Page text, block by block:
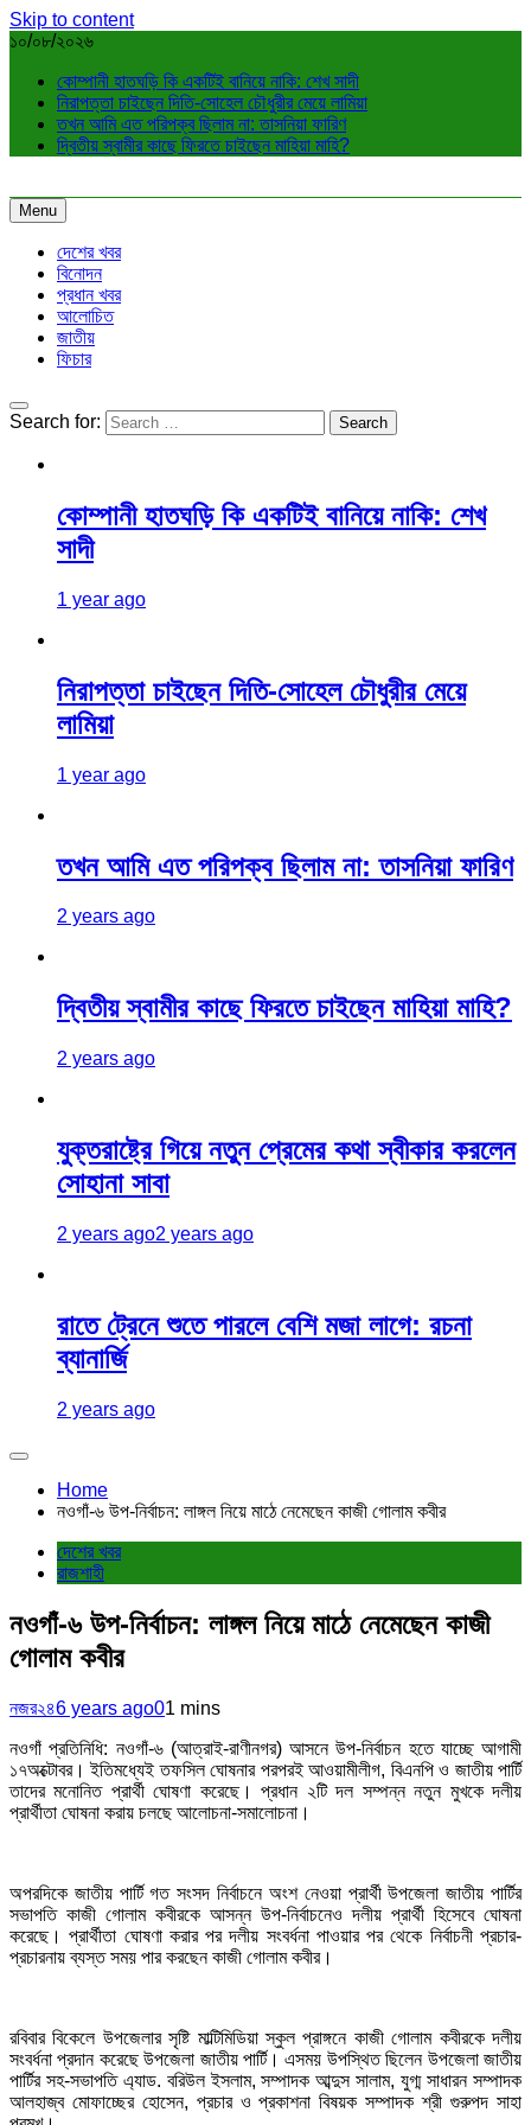
Skip to content
১০/০৮/২০২৬
কোম্পানী হাতঘড়ি কি একটিই বানিয়ে নাকি: শেখ সাদী
নিরাপত্তা চাইছেন দিতি-সোহেল চৌধুরীর মেয়ে লামিয়া
তখন আমি এত পরিপক্ব ছিলাম না: তাসনিয়া ফারিণ
দ্বিতীয় স্বামীর কাছে ফিরতে চাইছেন মাহিয়া মাহি?
Menu
দেশের খবর
বিনোদন
প্রধান খবর
আলোচিত
জাতীয়
ফিচার
Search for:
কোম্পানী হাতঘড়ি কি একটিই বানিয়ে নাকি: শেখ
সাদী
1 year ago
নিরাপত্তা চাইছেন দিতি-সোহেল চৌধুরীর মেয়ে
লামিয়া
1 year ago
তখন আমি এত পরিপক্ব ছিলাম না: তাসনিয়া ফারিণ
2 years ago
দ্বিতীয় স্বামীর কাছে ফিরতে চাইছেন মাহিয়া মাহি?
2 years ago
যুক্তরাষ্ট্রে গিয়ে নতুন প্রেমের কথা স্বীকার করলেন
সোহানা সাবা
2 years ago2 years ago
রাতে ট্রেনে শুতে পারলে বেশি মজা লাগে: রচনা
ব্যানার্জি
2 years ago
Home
নওগাঁ-৬ উপ-নির্বাচন: লাঙ্গল নিয়ে মাঠে নেমেছেন কাজী গোলাম কবীর
দেশের খবর
রাজশাহী
নওগাঁ-৬ উপ-নির্বাচন: লাঙ্গল নিয়ে মাঠে নেমেছেন কাজী
গোলাম কবীর
নজর২৪6 years ago01 mins
নওগাঁ প্রতিনিধি: নওগাঁ-৬ (আত্রাই-রাণীনগর) আসনে উপ-নির্বাচন হতে যাচ্ছে আগামী
১৭অক্টোবর। ইতিমধ্যেই তফসিল ঘোষনার পরপরই আওয়ামীলীগ, বিএনপি ও জাতীয় পার্টি
তাদের মনোনিত প্রার্থী ঘোষণা করেছে। প্রধান ২টি দল সম্পন্ন নতুন মুখকে দলীয়
প্রার্থীতা ঘোষনা করায় চলছে আলোচনা-সমালোচনা।
অপরদিকে জাতীয় পার্টি গত সংসদ নির্বাচনে অংশ নেওয়া প্রার্থী উপজেলা জাতীয় পার্টির
সভাপতি কাজী গোলাম কবীরকে আসন্ন উপ-নির্বাচনেও দলীয় প্রার্থী হিসেবে ঘোষনা
করেছে। প্রার্থীতা ঘোষণা করার পর দলীয় সংবর্ধনা পাওয়ার পর থেকে নির্বাচনী প্রচার-
প্রচারনায় ব্যস্ত সময় পার করছেন কাজী গোলাম কবীর।
রবিবার বিকেলে উপজেলার সৃষ্টি মাল্টিমিডিয়া স্কুল প্রাঙ্গনে কাজী গোলাম কবীরকে দলীয়
সংবর্ধনা প্রদান করেছে উপজেলা জাতীয় পার্টি। এসময় উপস্থিত ছিলেন উপজেলা জাতীয়
পার্টির সহ-সভাপতি এ্যাড. বরিউল ইসলাম, সম্পাদক আব্দুস সালাম, যুগ্ম সাধারন সম্পাদক
আলহাজ্ব মোফাচ্ছের হোসেন, প্রচার ও প্রকাশনা বিষয়ক সম্পাদক শ্রী গুরুপদ সাহা